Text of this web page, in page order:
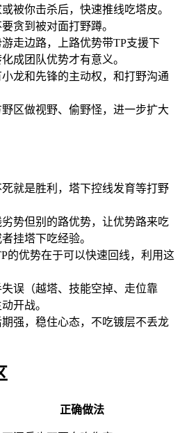
被你击杀后，快速推线吃塔皮。
贪到被对面打野蹲。
走边路，上路优势带TP支援下
成团队优势才有意义。
龙和先锋的主动权，和打野沟通
区做视野、偷野怪，进一步扩大
就是胜利，塔下控线发育等打野
势但别的路优势，让优势路来吃
挂塔下吃经验。
的优势在于可以快速回线，利用这
误（越塔、技能空掉、走位靠
开战。
强，稳住心态，不吃镀层不丢龙
正确做法